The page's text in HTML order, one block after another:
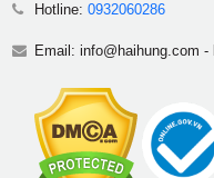
Hotline: 0932060286
Email: info@haihung.com -